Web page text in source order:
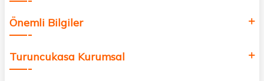
Önemli Bilgiler
Turuncukasa Kurumsal